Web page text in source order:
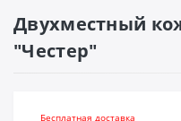
Двухместный
"Честер"
Бесплатная доставка